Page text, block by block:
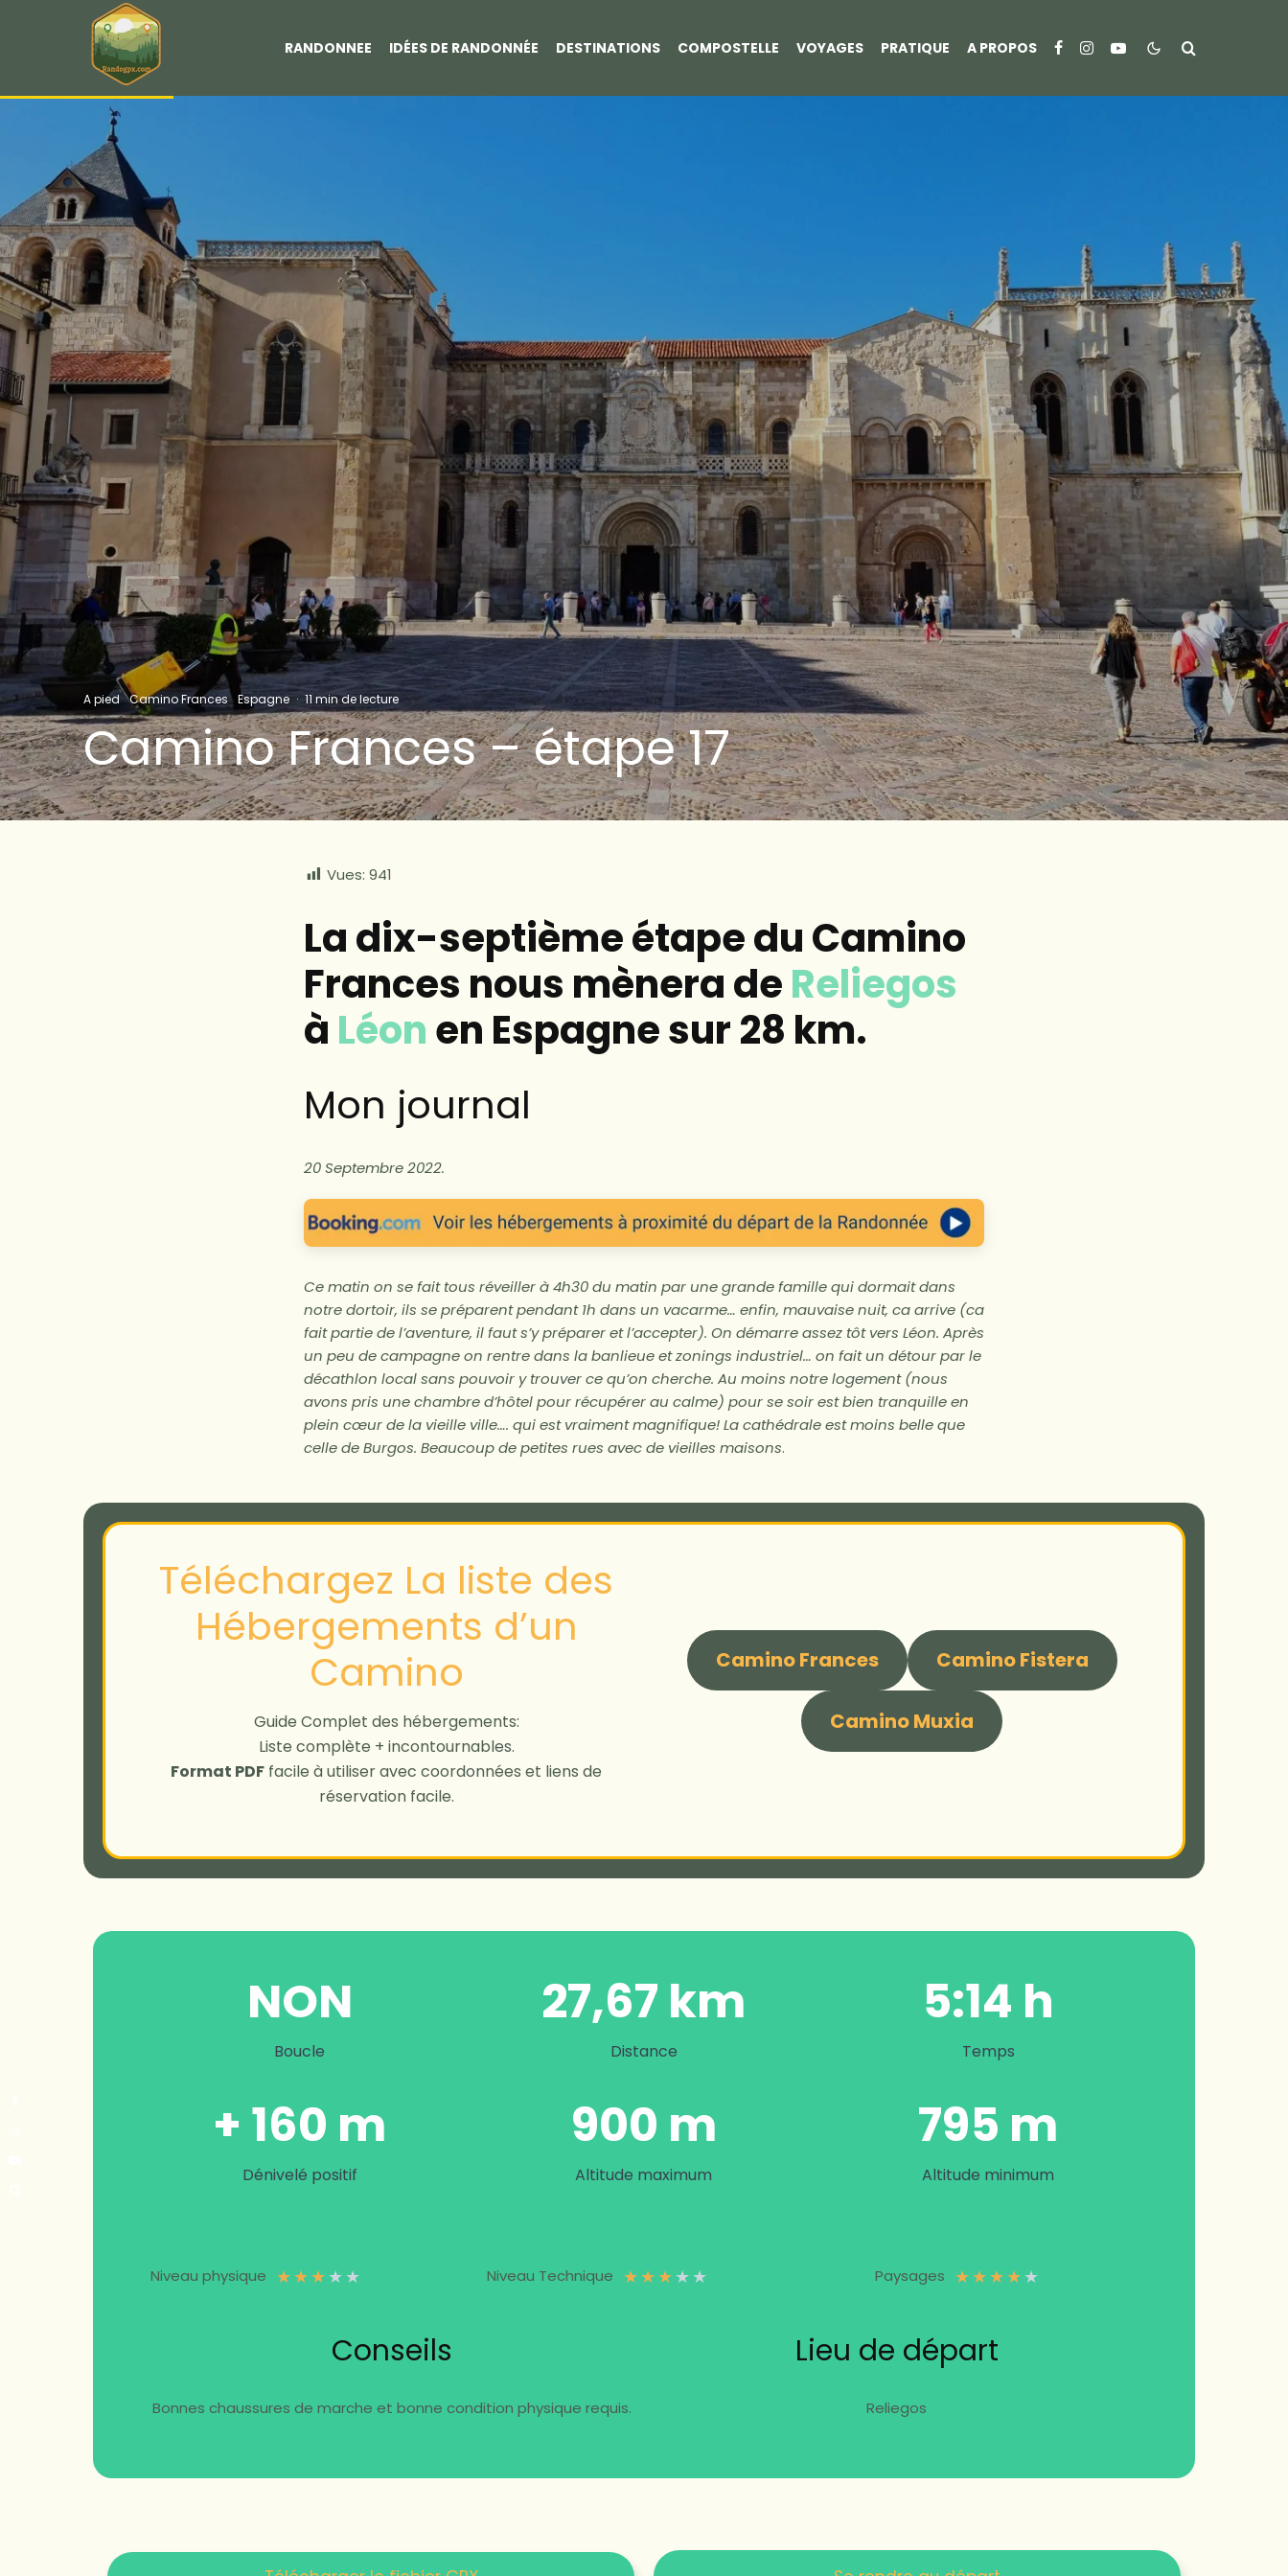
RANDONNEE IDÉES DE RANDONNÉE DESTINATIONS COMPOSTELLE VOYAGES PRATIQUE A PROPOS
A pied Camino Frances Espagne · 11 min de lecture
Camino Frances – étape 17
Vues: 941
La dix-septième étape du Camino
Frances nous mènera deReliegos
à Léonen Espagne sur 28 km.
Mon journal
20 Septembre 2022.
Ce matin on se fait tous réveiller à 4h30 du matin par une grande famille qui dormait dans
notre dortoir, ils se préparent pendant 1h dans un vacarme… enfin, mauvaise nuit, ca arrive (ca
fait partie de l’aventure, il faut s’y préparer et l’accepter). On démarre assez tôt vers Léon. Après
un peu de campagne on rentre dans la banlieue et zonings industriel… on fait un détour par le
décathlon local sans pouvoir y trouver ce qu’on cherche. Au moins notre logement (nous
avons pris une chambre d’hôtel pour récupérer au calme) pour se soir est bien tranquille en
plein cœur de la vieille ville…. qui est vraiment magnifique! La cathédrale est moins belle que
celle de Burgos. Beaucoup de petites rues avec de vieilles maisons.
Téléchargez La liste des
Hébergements d’un
Camino
Guide Complet des hébergements:
Liste complète + incontournables.
Format PDF facile à utiliser avec coordonnées et liens de
réservation facile.
Camino Frances Camino Fistera
Camino Muxia
NON
Boucle
27,67 km
Distance
5:14 h
Temps
+ 160 m
Dénivelé positif
900 m
Altitude maximum
795 m
Altitude minimum
Niveau physique ★★★★★ Niveau Technique ★★★★★ Paysages ★★★★★
Conseils
Bonnes chaussures de marche et bonne condition physique requis.
Lieu de départ
Reliegos